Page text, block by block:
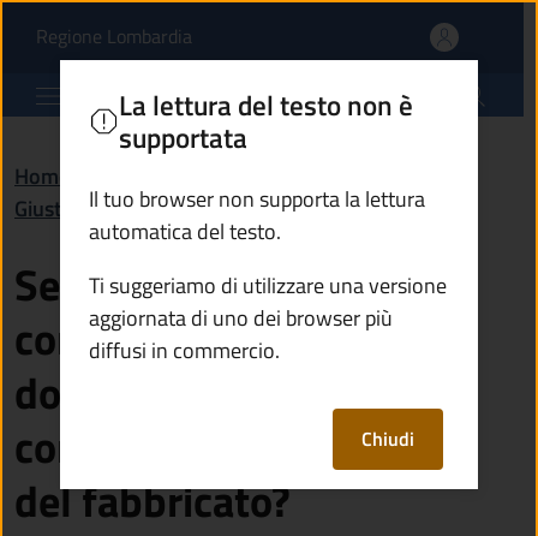
Se ho registrato il
Regione Lombardia(apre in un'altra scheda).
Comune di Breno
Home
Giustizia e sicurezza pubblica
Se ho registrato il
contratto di locazione
dovrò comunque
comunicare la cessione
del fabbricato?
La lettura del testo non è
supportata
Il tuo browser non supporta la lettura
automatica del testo.
Ti suggeriamo di utilizzare una versione
aggiornata di uno dei browser più
diffusi in commercio.
Chiudi